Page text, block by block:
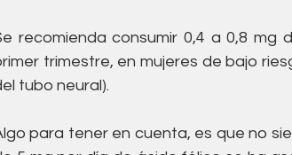
recomienda consumir 0,4 a 0,8
trimestre, en mujeres de bajo
tubo neural).
para tener en cuenta, es que no